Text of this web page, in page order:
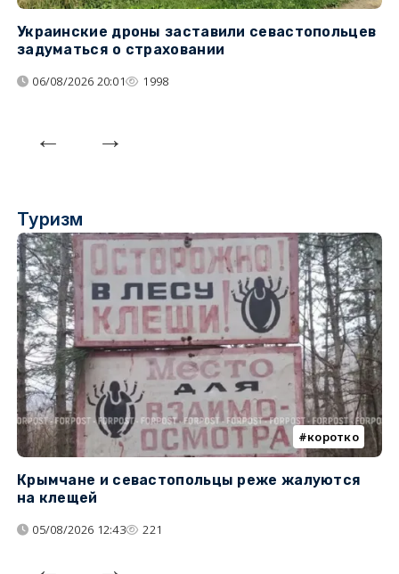
Украинские дроны заставили севастопольцев
задуматься о страховании
06/08/2026 20:01 1998
Туризм
коротко
Крымчане и севастопольцы реже жалуются
на клещей
05/08/2026 12:43 221